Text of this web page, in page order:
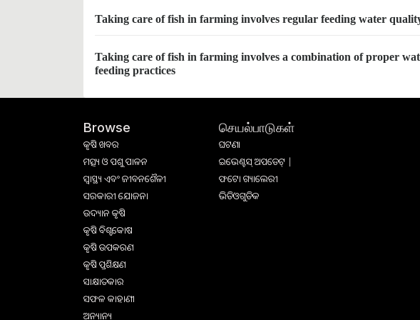
Taking care of fish in farming involves regular feeding water
Taking care of fish in farming involves a combination of proper
feeding practices
Browse
କୃଷି ଖବର
ମତ୍ସ୍ୟ ଓ ପଶୁ ପାଳନ
ସ୍ୱାସ୍ଥ୍ୟ ଏବଂ ଜୀବନଶୈଳୀ
ସରକାରୀ ଯୋଜନା
ଉଦ୍ୟାନ କୃଷି
କୃଷି ବିଶ୍ବକୋଷ
କୃଷି ଉପକରଣ
କୃଷି ପ୍ରଶିକ୍ଷଣ
ସାକ୍ଷାତକାର
ସଫଳ କାହାଣୀ
ଅନ୍ୟାନ୍ୟ
செயல்பாடுகள்
ଘଟଣା
ଇଭେଣ୍ଟସ୍ ଅପଡେଟ୍ |
ଫଟୋ ଗ୍ୟାଲେରୀ
ଭିଡିଓଗୁଡିକ